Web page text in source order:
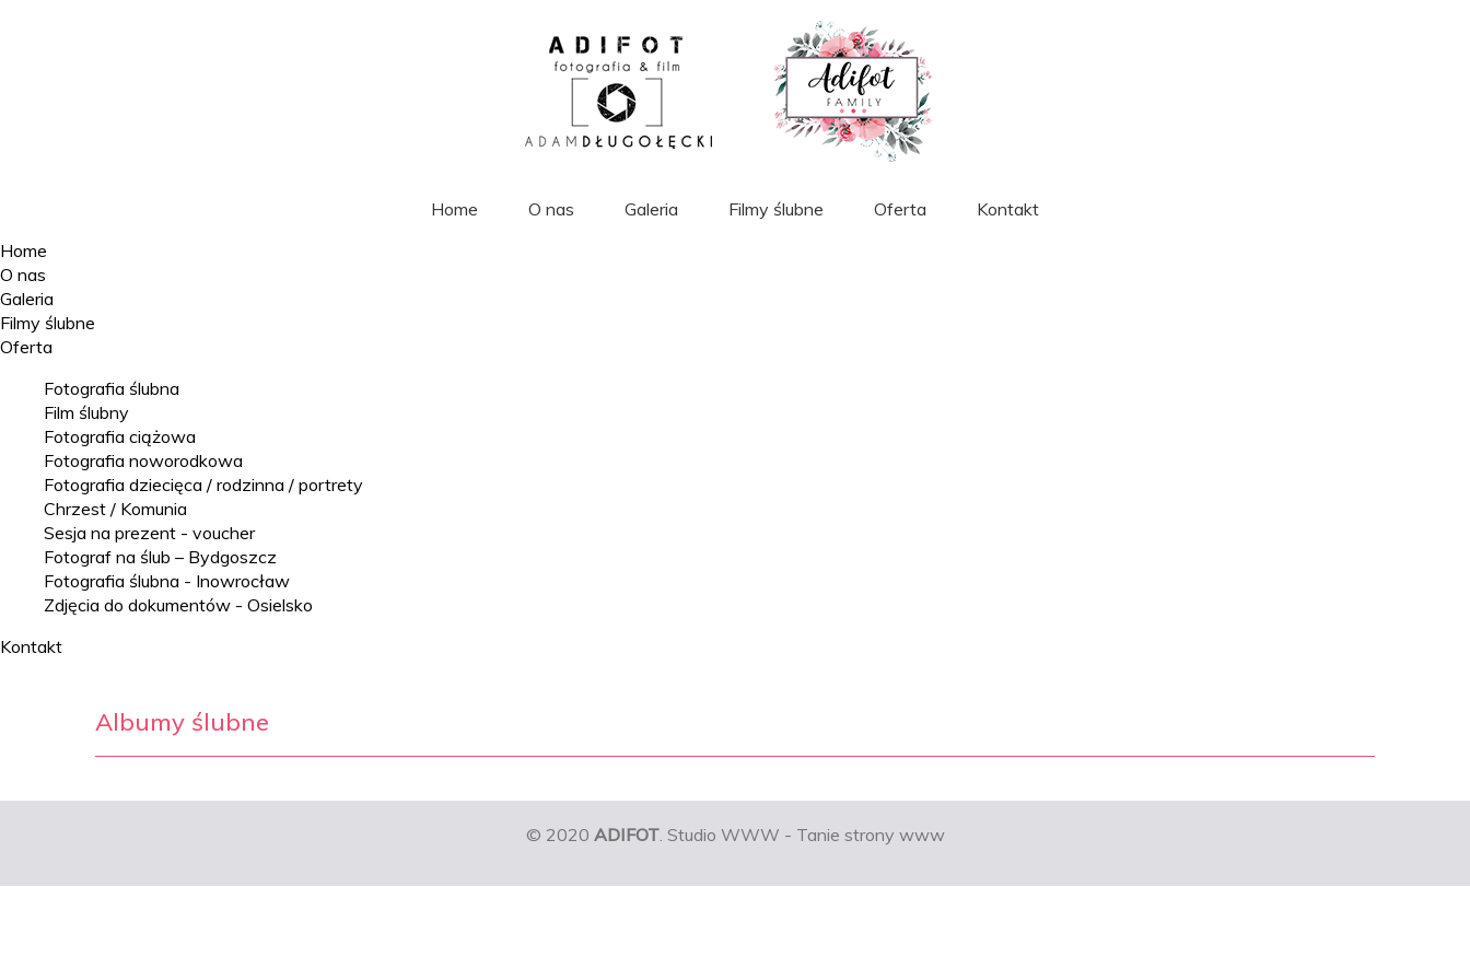
Home O nas Galeria Filmy ślubne Oferta
Kontakt
Home
O nas
Galeria
Filmy ślubne
Oferta
Fotografia ślubna
Film ślubny
Fotografia ciążowa
Fotografia noworodkowa
Fotografia dziecięca / rodzinna / portrety
Chrzest / Komunia
Sesja na prezent - voucher
Fotograf na ślub – Bydgoszcz
Fotografia ślubna - Inowrocław
Zdjęcia do dokumentów - Osielsko
Kontakt
Albumy ślubne
© 2020 ADIFOT. Studio WWW - Tanie strony www